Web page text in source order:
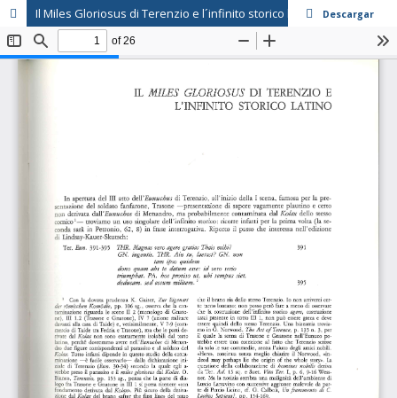
Il Miles Gloriosus di Terenzio e l´infinito storico latino Descargar